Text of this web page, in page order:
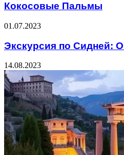
Кокосовые Пальмы
01.07.2023
Экскурсия по Сидней:
14.08.2023